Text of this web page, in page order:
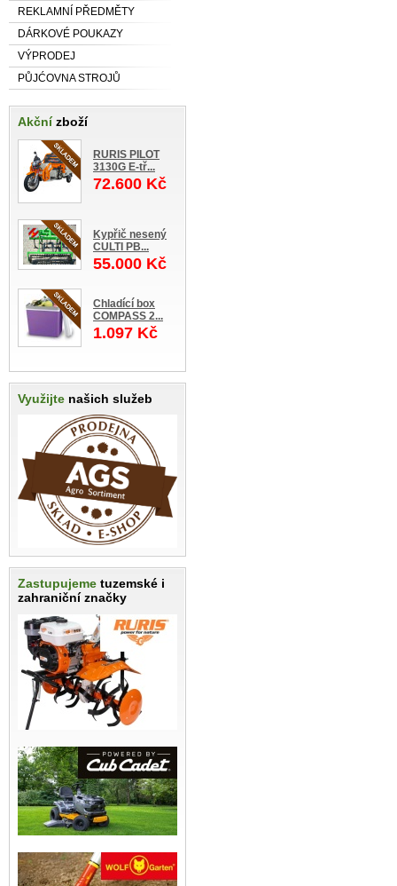
REKLAMNÍ PŘEDMĚTY
DÁRKOVÉ POUKAZY
VÝPRODEJ
PŮJĆOVNA STROJŮ
Akčnízboží
RURIS PILOT
3130G E-tř...
72.600 Kč
Kypřič nesený
CULTI PB...
55.000 Kč
Chladící box
COMPASS 2...
1.097 Kč
Využijte našich služeb
Zastupujeme tuzemské i
zahraniční značky